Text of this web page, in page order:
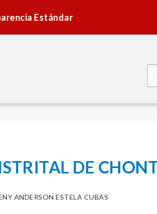
Estándar
DE
ANDERSON ESTELA CUBAS